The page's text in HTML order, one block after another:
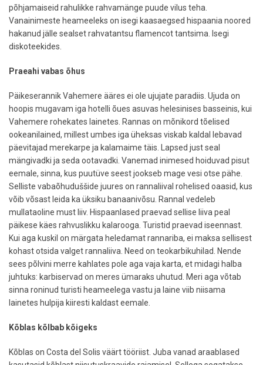
põhjamaiseid rahulikke rahvamänge puude vilus teha.
Vanainimeste heameeleks on isegi kaasaegsed hispaania noored
hakanud jälle sealset rahvatantsu flamencot tantsima. Isegi
diskoteekides.
Praeahi vabas õhus
Päikeserannik Vahemere ääres ei ole ujujate paradiis. Ujuda on
hoopis mugavam iga hotelli õues asuvas helesinises basseinis, kui
Vahemere rohekates lainetes. Rannas on mõnikord tõelised
ookeanilained, millest umbes iga üheksas viskab kaldal lebavad
päevitajad merekarpe ja kalamaime täis. Lapsed just seal
mängivadki ja seda ootavadki. Vanemad inimesed hoiduvad pisut
eemale, sinna, kus puutüve seest jookseb mage vesi otse pähe.
Selliste vabaõhuduššide juures on rannaliival rohelised oaasid, kus
võib võsast leida ka üksiku banaanivõsu. Rannal vedeleb
mullataoline must liiv. Hispaanlased praevad sellise liiva peal
päikese käes rahvuslikku kalarooga. Turistid praevad iseennast.
Kui aga kuskil on märgata heledamat rannariba, ei maksa sellisest
kohast otsida valget rannaliiva. Need on teokarbikuhilad. Nende
sees põlvini merre kahlates pole aga vaja karta, et midagi halba
juhtuks: karbiservad on meres ümaraks uhutud. Meri aga võtab
sinna roninud turisti heameelega vastu ja laine viib niisama
lainetes hulpija kiiresti kaldast eemale.
Kõblas kõlbab kõigeks
Kõblas on Costa del Solis väärt tööriist. Juba vanad araablased